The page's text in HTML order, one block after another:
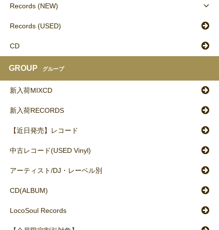
Records (NEW)
Records (USED)
CD
GROUP グループ
新入荷MIXCD
新入荷RECORDS
【近日発売】レコード
中古レコード(USED Vinyl)
アーティスト/DJ・レーベル別
CD(ALBUM)
LocoSoul Records